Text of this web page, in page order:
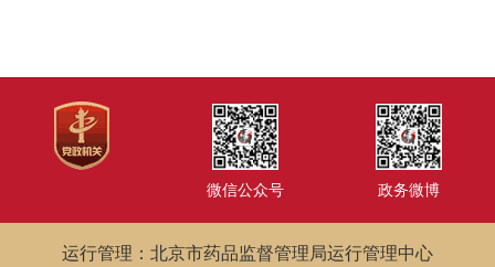
微信公众号 政务微博
运行管理：北京市药品监督管理局运行管理中心